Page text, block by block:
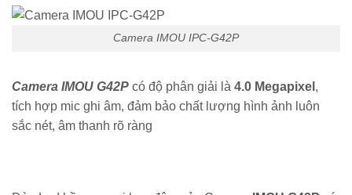
Camera IMOU IPC-G42P
Camera IMOU G42P có độ phân giải là 4.0 Megapixel ,
tích hợp mic ghi âm, đảm bảo chất lượng hình ảnh luôn
sắc nét, âm thanh rõ ràng